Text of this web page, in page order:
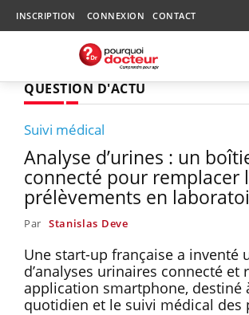
INSCRIPTION CONNEXION CONTACT
QUESTION D'ACTU
Suivi médical
Analyse d’urines : un
connecté pour remplacer
prélèvements en
Par Stanislas Deve
Une start-up française a inventé
d’analyses urinaires connecté et
application smartphone, destiné
quotidien et le suivi médical des